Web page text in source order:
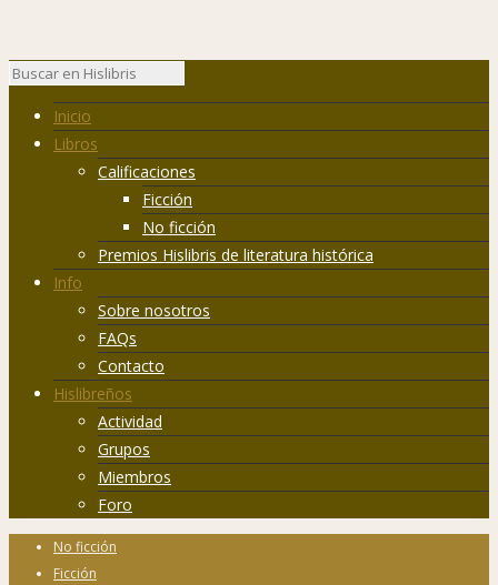
Inicio
Libros
Calificaciones
Ficción
No ficción
Premios Hislibris de literatura histórica
Info
Sobre nosotros
FAQs
Contacto
Hislibreños
Actividad
Grupos
Miembros
Foro
No ficción
Ficción